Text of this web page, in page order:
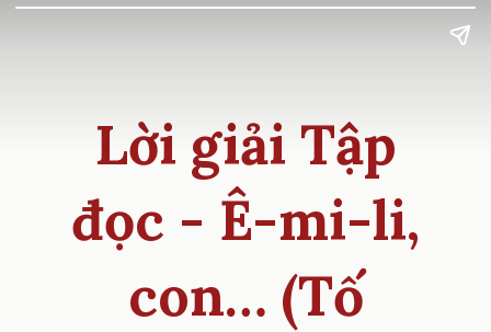
Lời giải Tập
đọc - Ê-mi-li,
con… (Tố